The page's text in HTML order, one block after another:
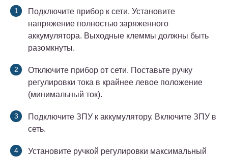
Подключите прибор к сети. Установите
напряжение полностью заряженного
аккумулятора. Выходные клеммы должны быть
разомкнуты.
Отключите прибор от сети. Поставьте ручку
регулировки тока в крайнее левое положение
(минимальный ток).
Подключите ЗПУ к аккумулятору. Включите ЗПУ в
сеть.
Установите ручкой регулировки максимальный